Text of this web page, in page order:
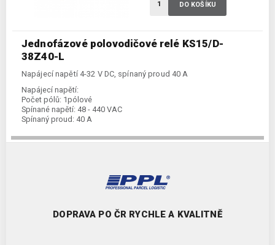
Jednofázové polovodičové relé KS15/D-
38Z40-L
Napájecí napětí 4-32 V DC, spínaný proud 40 A
Napájecí napětí:
Počet pólů: 1pólové
Spínané napětí: 48 - 440 VAC
Spínaný proud: 40 A
DO KOŠÍKU
DOPRAVA PO ČR RYCHLE A KVALITNĚ